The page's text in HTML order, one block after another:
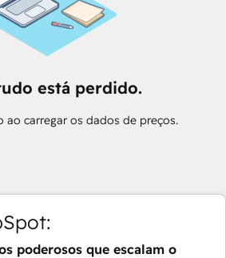
está perdido.
ao carregar os dados de preços.
poderosos que escalam o